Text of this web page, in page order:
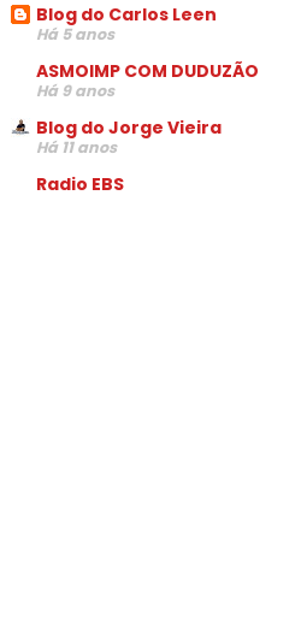
Blog do Carlos Leen
Há 5 anos
ASMOIMP COM DUDUZÃO
Há 9 anos
Blog do Jorge Vieira
Há 11 anos
Radio EBS